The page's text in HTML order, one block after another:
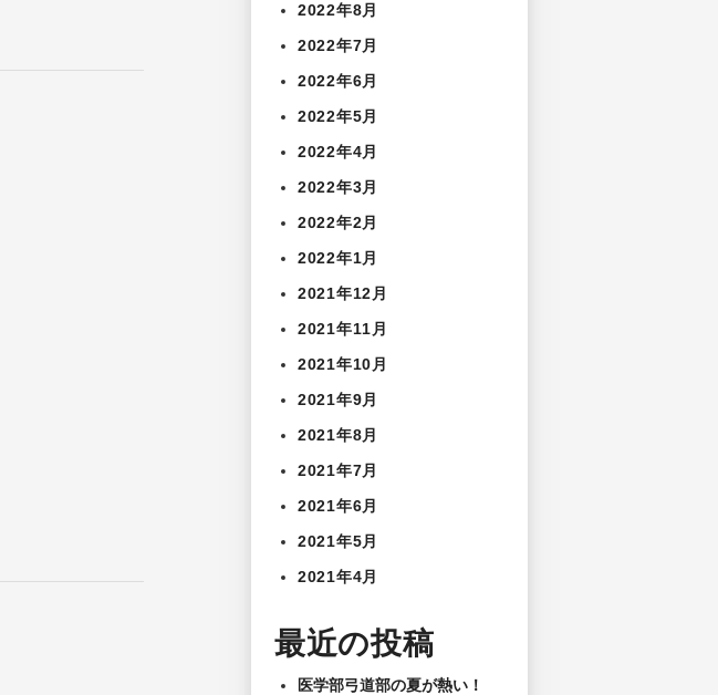
2022年8月
2022年7月
2022年6月
2022年5月
2022年4月
2022年3月
2022年2月
2022年1月
2021年12月
2021年11月
2021年10月
2021年9月
2021年8月
2021年7月
2021年6月
2021年5月
2021年4月
最近の投稿
医学部弓道部の夏が熱い！